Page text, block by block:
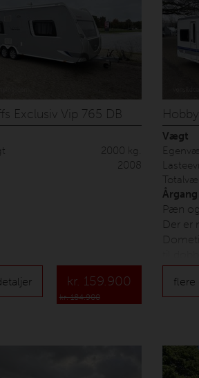
Exclusiv Vip 765 DB
2000 kg.
2008
kr. 159.900
kr. 184.900
Vægt
Årgang
Pæn
Der er
vogn
flere